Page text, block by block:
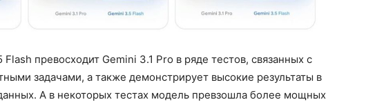
превосходит Gemini 3.1 Pro в ряде тестов, связанных с
задачами, а также демонстрирует высокие результаты в
А в некоторых тестах модель превзошла более мощных